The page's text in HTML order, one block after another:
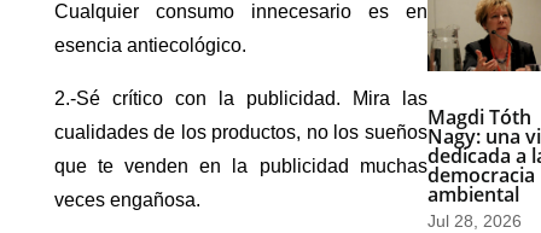
Cualquier consumo innecesario es en
esencia antiecológico.
2.-Sé crítico con la publicidad. Mira las
cualidades de los productos, no los sueños
que te venden en la publicidad muchas
veces engañosa.
Magdi Tóth
Nagy: una
dedicada a
democracia
ambiental
Jul 28, 2026